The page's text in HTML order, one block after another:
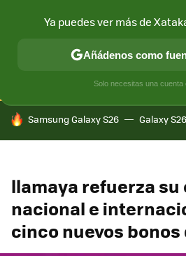
CONECTIVIDAD MÓVIL Y
HOY SE HABLA DE
Samsung Galaxy S26 Galaxy S26
llamaya refuerza su
nacional e
cinco nuevos
Ya puedes ver más de
Añádenos como
Solo necesitas una cuenta